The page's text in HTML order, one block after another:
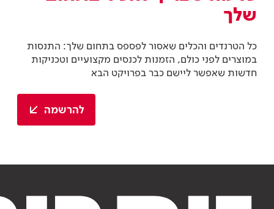
שלך
כל הטרנדים והכלים שאסור לפספס בתחום שלך: התנסות
במוצרים לפני כולם, הזמנות לכנסים מקצועיים וטכניקות
חדשות שאפשר ליישם כבר בפרויקט הבא
להרשמה